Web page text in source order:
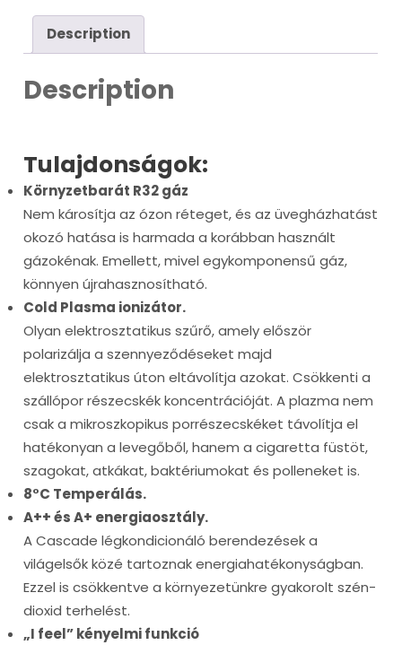
Description
Description
Tulajdonságok:
Környzetbarát R32 gáz
Nem károsítja az ózon réteget, és az üvegházhatást
okozó hatása is harmada a korábban használt
gázokénak. Emellett, mivel egykomponensű gáz,
könnyen újrahasznosítható.
Cold Plasma ionizátor.
Olyan elektrosztatikus szűrő, amely először
polarizálja a szennyeződéseket majd
elektrosztatikus úton eltávolítja azokat. Csökkenti a
szállópor részecskék koncentrációját. A plazma nem
csak a mikroszkopikus porrészecskéket távolítja el
hatékonyan a levegőből, hanem a cigaretta füstöt,
szagokat, atkákat, baktériumokat és polleneket is.
8°C Temperálás.
A++ és A+ energiaosztály.
A Cascade légkondicionáló berendezések a
világelsők közé tartoznak energiahatékonyságban.
Ezzel is csökkentve a környezetünkre gyakorolt szén-
dioxid terhelést.
„I feel” kényelmi funkció